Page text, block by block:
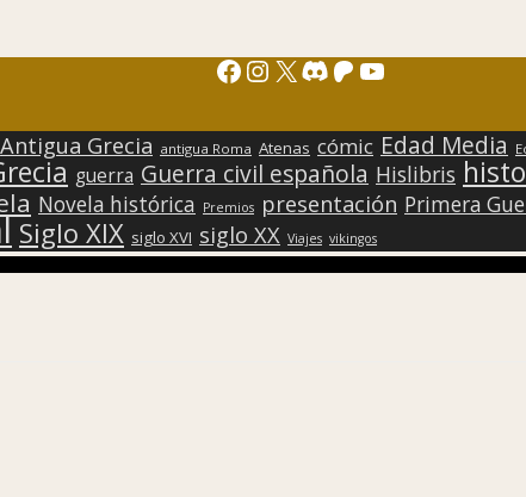
Facebook
Instagram
X Discord
Patreon
YouTube
Antigua Grecia antigua Roma Atenas cómic Edad Media
guerra Guerra civil española Hislibris
Novela histórica Premios presentación Primera
Siglo XIX siglo XVI siglo XX Viajes vikingos